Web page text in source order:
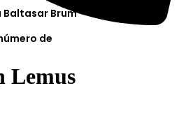
Baltasar Brum
de
Lemus